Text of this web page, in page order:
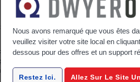
précises des conditions de processus
de surveiller la pression dans un
CVC, il est essentiel de disposer de
coûteuses.
Nous avons remarqué que vous êtes
veuillez visiter votre site local en
dessous pour des offres et un support
Restez Ici. Allez Sur Le Site